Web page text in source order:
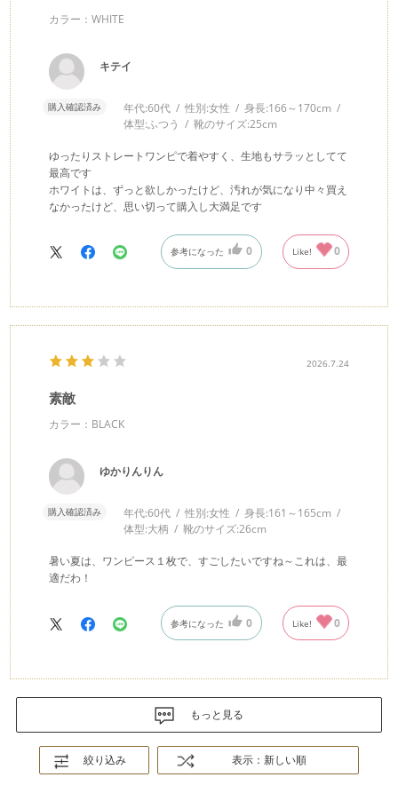
カラー：WHITE
キテイ
購入確認済み 年代:60代 性別:女性 身長:166～170cm
体型:ふつう 靴のサイズ:25cm
ゆったりストレートワンピで着やすく、生地もサラッとしてて
最高です
ホワイトは、ずっと欲しかったけど、汚れが気になり中々買え
なかったけど、思い切って購入し大満足です
参考になった 0 Like! 0
2026.7.24
素敵
カラー：BLACK
ゆかりんりん
購入確認済み 年代:60代 性別:女性 身長:161～165cm
体型:大柄 靴のサイズ:26cm
暑い夏は、ワンピース１枚で、すごしたいですね～これは、最
適だわ！
参考になった 0 Like! 0
もっと見る
絞り込み 表示：新しい順